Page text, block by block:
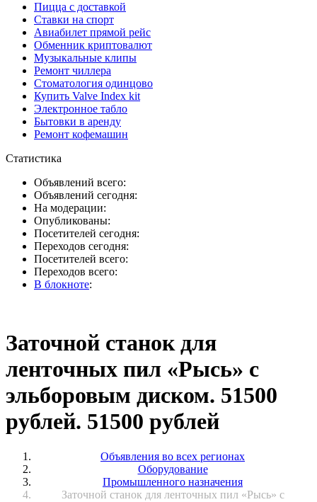
Пицца с доставкой
Ставки на спорт
Авиабилет прямой рейс
Обменник криптовалют
Музыкальные клипы
Ремонт чиллера
Стоматология одинцово
Купить Valve Index kit
Электронное табло
Бытовки в аренду
Ремонт кофемашин
Статистика
Объявлений всего:
Объявлений сегодня:
На модерации:
Опубликованы:
Посетителей сегодня:
Переходов сегодня:
Посетителей всего:
Переходов всего:
В блокноте:
Заточной станок для
ленточных пил «Рысь» с
эльборовым диском. 51500
рублей. 51500 рублей
Объявления во всех регионах
Оборудование
Промышленного назначения
Заточной станок для ленточных пил «Рысь» с